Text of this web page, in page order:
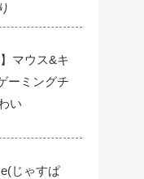
マウス&キ
ーミングチ
い
じゃすぱ